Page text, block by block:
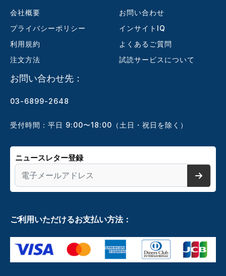
会社概要
プライバシーポリシー
利用規約
注文方法
お問い合わせ
インサイトIQ
よくあるご質問
試読サービスについて
お問い合わせ先：
03-6899-2648
受付時間：平日 9:00〜18:00（土日・祝日を除く）
ニュースレター登録
ご利用いただけるお支払い方法：